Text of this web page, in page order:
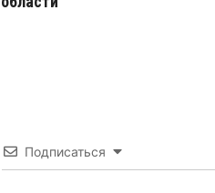
Подписаться